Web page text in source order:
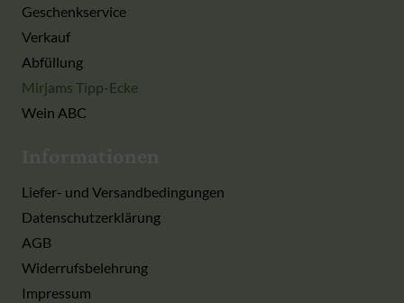
Geschenkservice
Verkauf
Abfüllung
Mirjams Tipp-Ecke
Wein ABC
Liefer- und Versandbedingungen
Datenschutzerklärung
AGB
Widerrufsbelehrung
Impressum